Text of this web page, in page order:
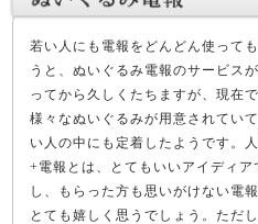
若い人にも電報をどんどん使って
うと、ぬいぐるみ電報のサービス
ってから久しくたちますが、現在
様々なぬいぐるみが用意されてい
い人の中にも定着したようです。
+電報とは、とてもいいアイディア
し、もらった方も思いがけない電報
とても嬉しく思うでしょう。ただ